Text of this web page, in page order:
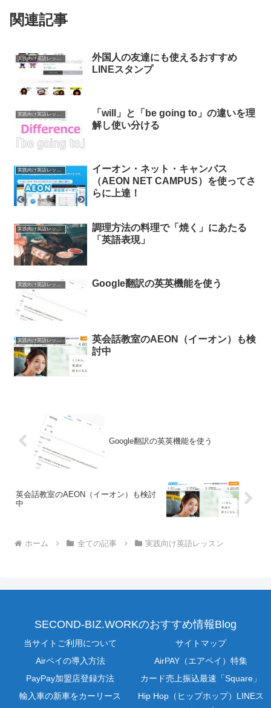
関連記事
実践向け英語レッスン
外国人の友達にも使えるおすすめ
LINEスタンプ
実践向け英語レッスン
「will」と「be going to」の違いを理
解し使い分ける
イーオン・ネット・キャンパス
（AEON NET CAMPUS）を使ってさ
らに上達！
実践向け英語レッスン
調理方法の料理で「焼く」にあたる
「英語表現」
実践向け英語レッスン Google翻訳の英英機能を使う
実践向け英語レッスン
英会話教室のAEON（イーオン）も検
討中
Google翻訳の英英機能を使う
英会話教室のAEON（イーオン）も検討
中
ホーム 全ての記事 実践向け英語レッスン
SECOND-BIZ.WORKのおすすめ情報Blog
当サイトご利用について
サイトマップ
Airペイの導入方法
AirPAY（エアペイ）特集
PayPay加盟店登録方法
カード売上振込最速「Square」
輸入車の新車をカーリース
Hip Hop（ヒップホップ）LINEス